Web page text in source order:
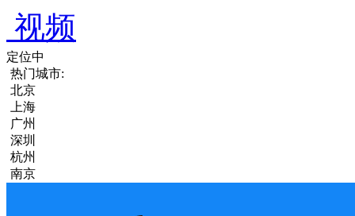
视频
定位中
热门城市:
北京
上海
广州
深圳
杭州
南京